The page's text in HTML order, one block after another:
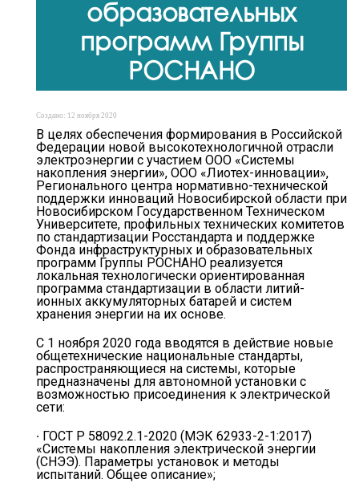
образовательных
программ Группы
РОСНАНО
Создано: 12 ноября 2020
В целях обеспечения формирования в Российской
Федерации новой высокотехнологичной отрасли
электроэнергии с участием ООО «Системы
накопления энергии», ООО «Лиотех-инновации»,
Регионального центра нормативно-технической
поддержки инноваций Новосибирской области при
Новосибирском Государственном Техническом
Университете, профильных технических комитетов
по стандартизации Росстандарта и поддержке
Фонда инфраструктурных и образовательных
программ Группы РОСНАНО реализуется
локальная технологически ориентированная
программа стандартизации в области литий-
ионных аккумуляторных батарей и систем
хранения энергии на их основе.
С 1 ноября 2020 года вводятся в действие новые
общетехнические национальные стандарты,
распространяющиеся на системы, которые
предназначены для автономной установки с
возможностью присоединения к электрической
сети:
∙ ГОСТ Р 58092.2.1-2020 (МЭК 62933-2-1:2017)
«Системы накопления электрической энергии
(СНЭЭ). Параметры установок и методы
испытаний. Общее описание»;